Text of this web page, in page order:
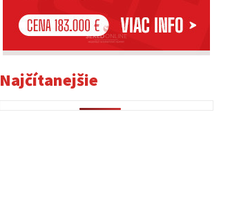
Najčítanejšie